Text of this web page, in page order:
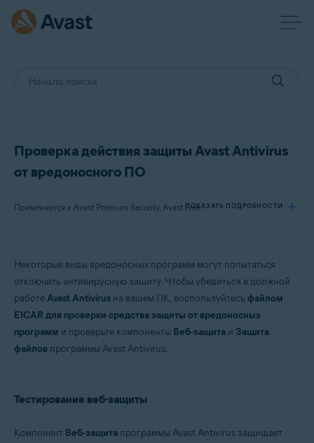
Проверка действия защиты Avast Antivirus
от вредоносного ПО
Применяется к Avast Premium Security, Avast Free Antivirus
ПОКАЗАТЬ ПОДРОБНОСТИ
Avast Premium Security 21.x
Операционные системы:
Microsoft Windows 10 Home / Pro / Enterprise / Education — 32- или 64-
Microsoft Windows 7 Home Basic / Home Premium / Professional /
64-разрядная версия
Некоторые виды вредоносных программ могут попытаться
отключить антивирусную защиту. Чтобы убедиться в должной
работеAvast Antivirus на вашем ПК, воспользуйтесь файлом
EICAR для проверки средства защиты от вредоносных
программ и проверьте компоненты Веб-защита и Защита
файлов программы Avast Antivirus.
Тестирование веб-защиты
Компонент Веб-защита программы Avast Antivirus защищает